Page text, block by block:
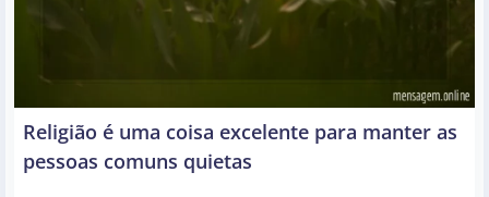
Religião é uma coisa excelente para manter as
pessoas comuns quietas